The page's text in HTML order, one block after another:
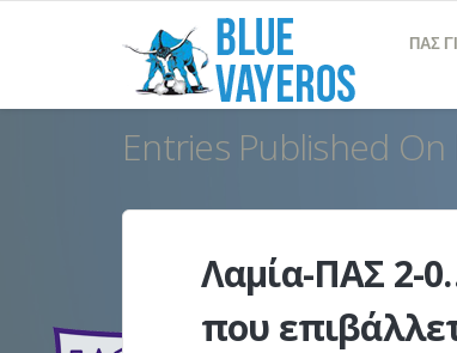
ΠΑΣ
Entries Published On
Λαμία-ΠΑΣ 2-
που